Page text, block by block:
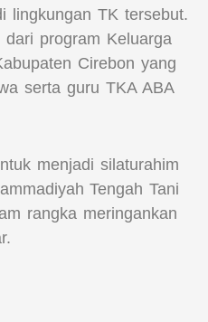
lingkungan TK tersebut.
program Keluarga
Cirebon yang
serta guru TKA ABA
menjadi silaturahim
Tengah Tani
rangka meringankan